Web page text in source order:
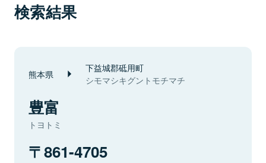
検索結果
熊本県 下益城郡砥用町
シモマシキグントモチマチ
豊富
トヨトミ
861-4705